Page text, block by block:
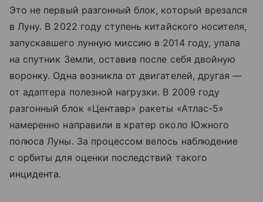
Это не первый разгонный блок, который врезался
в Луну. В 2022 году ступень китайского носителя,
запускавшего лунную миссию в 2014 году, упала
на спутник Земли, оставив после себя двойную
воронку. Одна возникла от двигателей, другая —
от адаптера полезной нагрузки. В 2009 году
разгонный блок «Центавр» ракеты «Атлас-5»
намеренно направили в кратер около Южного
полюса Луны. За процессом велось наблюдение
с орбиты для оценки последствий такого
инцидента.